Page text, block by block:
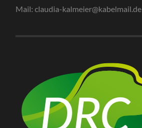
Mail: claudia-kalmeier@kabelmail.de